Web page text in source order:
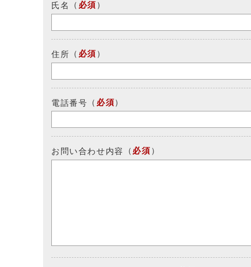
氏名 （ 必須 ）
住所 （ 必須 ）
電話番号 （ 必須）
お問い合わせ内容 （ 必須 ）